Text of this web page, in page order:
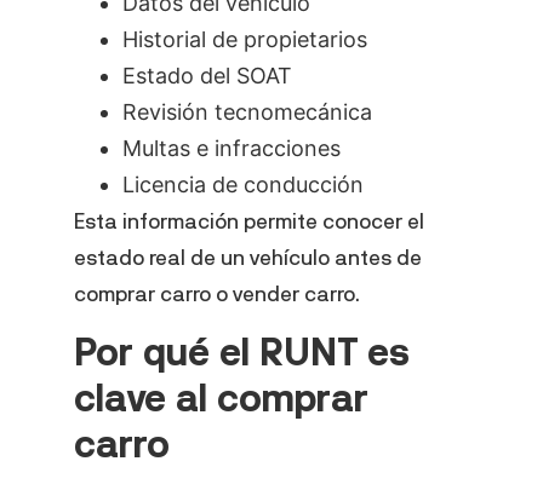
Historial de propietarios
Estado del SOAT
Revisión tecnomecánica
Multas e infracciones
Licencia de conducción
Esta información permite conocer el
estado real de un vehículo antes de
comprar carro o vender carro.
Por qué el RUNT es
clave al comprar
carro